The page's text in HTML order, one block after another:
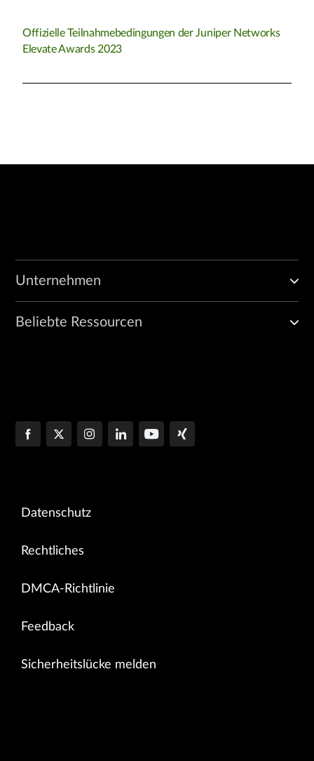
Offizielle Teilnahmebedingungen der Juniper Networks
Elevate Awards 2023
Unternehmen
Beliebte Ressourcen
Datenschutz
Rechtliches
DMCA-Richtlinie
Feedback
Sicherheitslücke melden